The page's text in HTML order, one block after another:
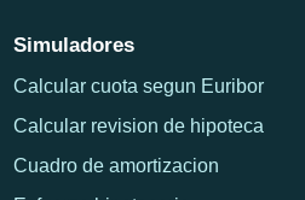
Simuladores
Calcular cuota segun Euribor
Calcular revision de hipoteca
Cuadro de amortizacion